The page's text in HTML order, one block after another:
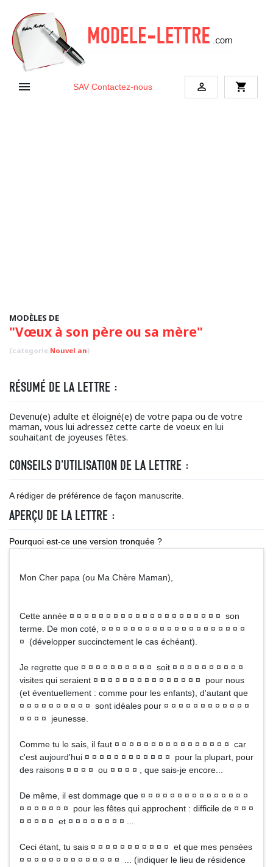
 SAV Contactez-nous  shopping_cart
MODÈLES DE
"Vœux à son père ou sa mère"
(categorie Nouvel an)
RÉSUMÉ DE LA LETTRE :
Devenu(e) adulte et éloigné(e) de votre papa ou de votre
maman, vous lui adressez cette carte de voeux en lui
souhaitant de joyeuses fêtes.
CONSEILS D'UTILISATION DE LA LETTRE :
A rédiger de préférence de façon manuscrite.
APERÇU DE LA LETTRE :
Pourquoi est-ce une version tronquée ?
Mon Cher papa (ou Ma Chère Maman),
Cette année ¤ ¤ ¤ ¤ ¤ ¤ ¤ ¤ ¤ ¤ ¤ ¤ ¤ ¤ ¤ ¤ ¤ ¤ ¤ ¤ ¤ son
terme. De mon coté, ¤ ¤ ¤ ¤ ¤ ¤ ¤ ¤ ¤ ¤ ¤ ¤ ¤ ¤ ¤ ¤ ¤ ¤ ¤ ¤
¤ (développer succinctement le cas échéant).
Je regrette que ¤ ¤ ¤ ¤ ¤ ¤ ¤ ¤ ¤ ¤ soit ¤ ¤ ¤ ¤ ¤ ¤ ¤ ¤ ¤ ¤
visites qui seraient ¤ ¤ ¤ ¤ ¤ ¤ ¤ ¤ ¤ ¤ ¤ ¤ ¤ ¤ ¤ pour nous
(et éventuellement : comme pour les enfants), d'autant que
¤ ¤ ¤ ¤ ¤ ¤ ¤ ¤ ¤ ¤ sont idéales pour ¤ ¤ ¤ ¤ ¤ ¤ ¤ ¤ ¤ ¤ ¤ ¤
¤ ¤ ¤ ¤ jeunesse.
Comme tu le sais, il faut ¤ ¤ ¤ ¤ ¤ ¤ ¤ ¤ ¤ ¤ ¤ ¤ ¤ ¤ ¤ ¤ car
c'est aujourd'hui ¤ ¤ ¤ ¤ ¤ ¤ ¤ ¤ ¤ ¤ ¤ ¤ pour la plupart, pour
des raisons ¤ ¤ ¤ ¤ ou ¤ ¤ ¤ ¤ , que sais-je encore...
De même, il est dommage que ¤ ¤ ¤ ¤ ¤ ¤ ¤ ¤ ¤ ¤ ¤ ¤ ¤ ¤ ¤
¤ ¤ ¤ ¤ ¤ ¤ ¤ pour les fêtes qui approchent : difficile de ¤ ¤ ¤
¤ ¤ ¤ ¤ ¤ et ¤ ¤ ¤ ¤ ¤ ¤ ¤ ¤ ...
Ceci étant, tu sais ¤ ¤ ¤ ¤ ¤ ¤ ¤ ¤ ¤ ¤ ¤ et que mes pensées
¤ ¤ ¤ ¤ ¤ ¤ ¤ ¤ ¤ ¤ ¤ ¤ ¤ ¤ ... (indiquer le lieu de résidence